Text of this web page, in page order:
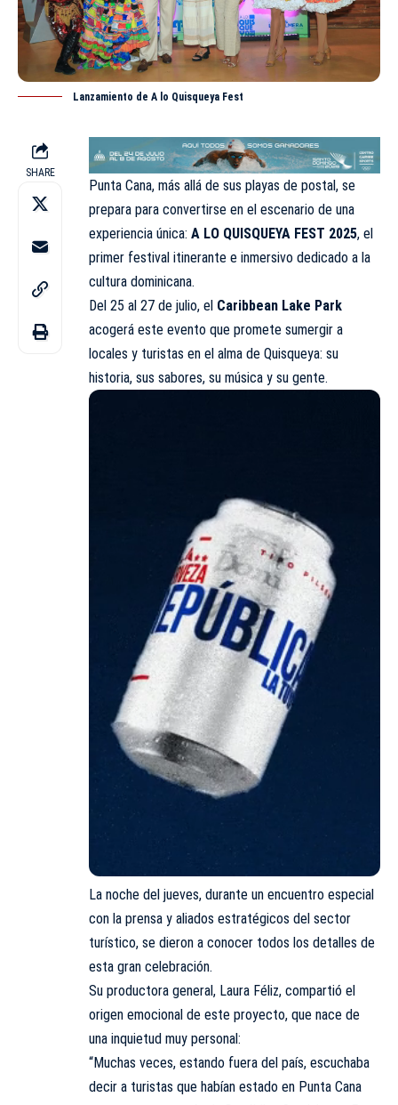
Lanzamiento de A lo Quisqueya Fest
SHARE
Punta Cana, más allá de sus playas de postal, se
prepara para convertirse en el escenario de una
experiencia única: A LO QUISQUEYA FEST 2025, el
primer festival itinerante e inmersivo dedicado a la
cultura dominicana.
Del 25 al 27 de julio, el Caribbean Lake Park
acogerá este evento que promete sumergir a
locales y turistas en el alma de Quisqueya: su
historia, sus sabores, su música y su gente.
La noche del jueves, durante un encuentro especial
con la prensa y aliados estratégicos del sector
turístico, se dieron a conocer todos los detalles de
esta gran celebración.
Su productora general, Laura Féliz, compartió el
origen emocional de este proyecto, que nace de
una inquietud muy personal:
“Muchas veces, estando fuera del país, escuchaba
decir a turistas que habían estado en Punta Cana